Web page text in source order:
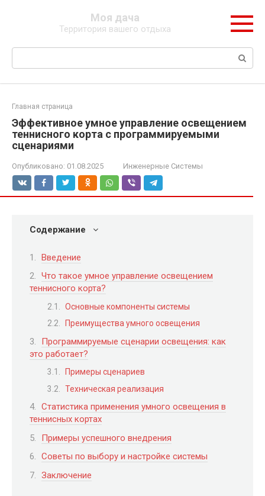
Моя дача
Территория вашего отдыха
Поиск:
Главная страница
Эффективное умное управление освещением
теннисного корта с программируемыми
сценариями
Опубликовано: 01.08.2025 Инженерные Системы
Содержание
Введение
Что такое умное управление освещением
теннисного корта?
Основные компоненты системы
Преимущества умного освещения
Программируемые сценарии освещения: как
это работает?
Примеры сценариев
Техническая реализация
Статистика применения умного освещения в
теннисных кортах
Примеры успешного внедрения
Советы по выбору и настройке системы
Заключение